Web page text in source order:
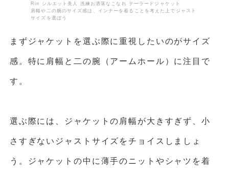
Rin シルエット美人 洗練お洒落なこなれ テーラードジャケット
肩幅や二の腕のサイズ感は、インナーを着ることを考えた上でジャスト
サイズを選ぼう
まずジャケットを選ぶ際に重視したいのがサイズ
感。特に肩幅と二の腕（アームホール）に注目で
す。
選ぶ際には、ジャケットの肩幅が大きすぎず、小
さすぎないジャストサイズをチョイスしましょ
う。ジャケットの中に薄手のニットやシャツを着